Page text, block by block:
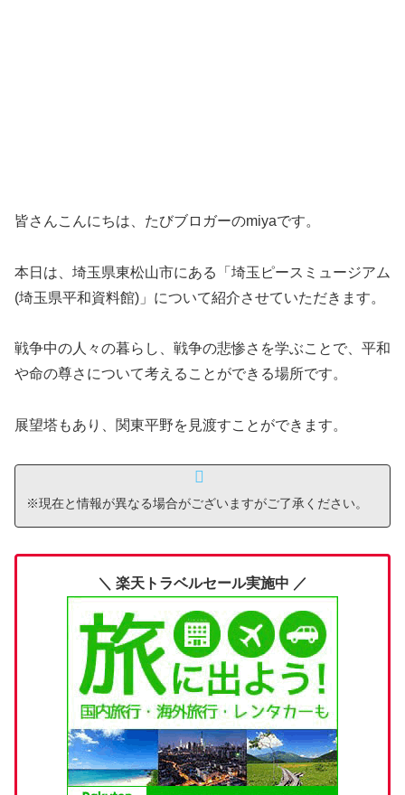
皆さんこんにちは、たびブロガーのmiyaです。
本日は、埼玉県東松山市にある「埼玉ピースミュージアム
(埼玉県平和資料館)」について紹介させていただきます。
戦争中の人々の暮らし、戦争の悲惨さを学ぶことで、平和
や命の尊さについて考えることができる場所です。
展望塔もあり、関東平野を見渡すことができます。
※現在と情報が異なる場合がございますがご了承ください。
＼ 楽天トラベルセール実施中 ／